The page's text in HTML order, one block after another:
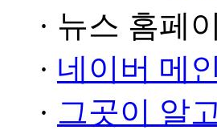
· 뉴스 홈페
· 네이버 메
· 그곳이 알